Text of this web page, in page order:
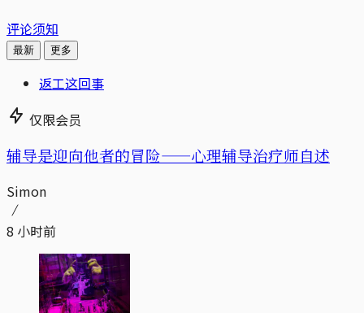
评论须知
最新 更多
返工这回事
仅限会员
辅导是迎向他者的冒险——心理辅导治疗师自述
Simon
8 小时前